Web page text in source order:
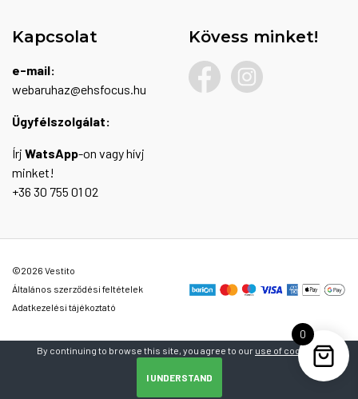
Kapcsolat
e-mail:
webaruhaz@ehsfocus.hu
Ügyfélszolgálat:
Írj WatsApp-on vagy hívj
minket!
+36 30 755 01 02
Kövess minket!
©2026 Vestito
Általános szerződési feltételek
Adatkezelési tájékoztató
By continuing to browse this site, you agree to our use of cookies.
I UNDERSTAND
0